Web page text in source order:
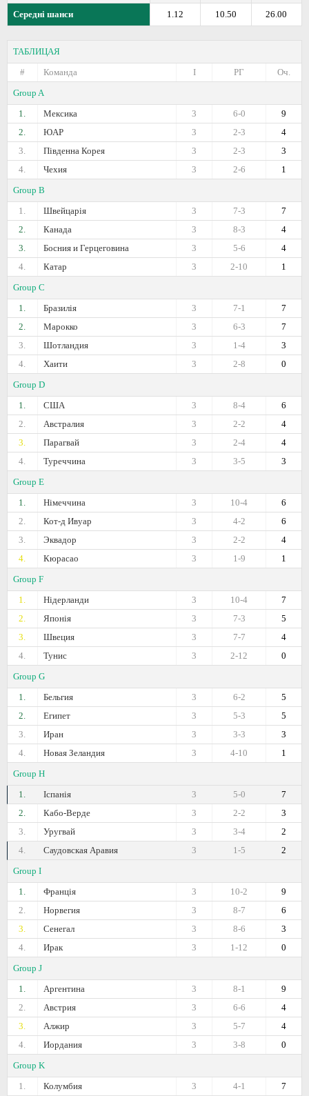
Середні шанси 26.00
10.50
1.12
ТАБЛИЦАЯ
#
Команда Оч.
РГ
I
Group A
1.
Мексика 9
6-0
3
2.
ЮАР 4
2-3
3
3.
Південна Корея 3
2-3
3
4.
Чехия 1
2-6
3
Group B
1.
Швейцарія 7
7-3
3
2.
Канада 4
8-3
3
3.
Босния и Герцеговина 4
5-6
3
4.
Катар 1
2-10
3
Group C
1.
Бразилія 7
7-1
3
2.
Марокко 7
6-3
3
3.
Шотландия 3
1-4
3
4.
Хаити 0
2-8
3
Group D
1.
США 6
8-4
3
2.
Австралия 4
2-2
3
3.
Парагвай 4
2-4
3
4.
Туреччина 3
3-5
3
Group E
1.
Німеччина 6
10-4
3
2.
Кот-д Ивуар 6
4-2
3
3.
Эквадор 4
2-2
3
4.
Кюрасао 1
1-9
3
Group F
1.
Нідерланди 7
10-4
3
2.
Японія 5
7-3
3
3.
Швеция 4
7-7
3
4.
Тунис 0
2-12
3
Group G
1.
Бельгия 5
6-2
3
2.
Египет 5
5-3
3
3.
Иран 3
3-3
3
4.
Новая Зеландия 1
4-10
3
Group H
1.
Іспанія 7
5-0
3
2.
Кабо-Верде 3
2-2
3
3.
Уругвай 2
3-4
3
4.
Саудовская Аравия 2
1-5
3
Group I
1.
Франція 9
10-2
3
2.
Норвегия 6
8-7
3
3.
Сенегал 3
8-6
3
4.
Ирак 0
1-12
3
Group J
1.
Аргентина 9
8-1
3
2.
Австрия 4
6-6
3
3.
Алжир 4
5-7
3
4.
Иордания 0
3-8
3
Group K
1.
Колумбия 7
4-1
3